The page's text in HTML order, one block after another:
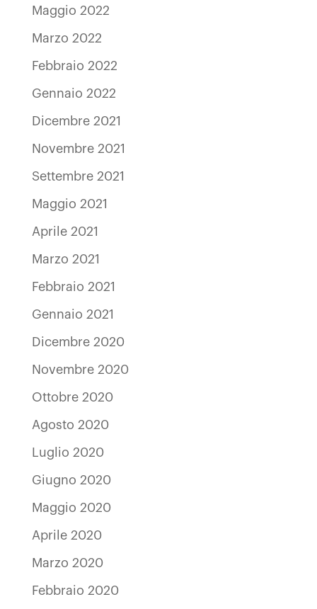
Maggio 2022
Marzo 2022
Febbraio 2022
Gennaio 2022
Dicembre 2021
Novembre 2021
Settembre 2021
Maggio 2021
Aprile 2021
Marzo 2021
Febbraio 2021
Gennaio 2021
Dicembre 2020
Novembre 2020
Ottobre 2020
Agosto 2020
Luglio 2020
Giugno 2020
Maggio 2020
Aprile 2020
Marzo 2020
Febbraio 2020